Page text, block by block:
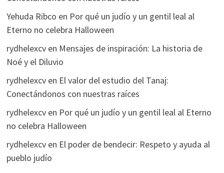
Yehuda Ribco en Por qué un judío y un gentil leal al
Eterno no celebra Halloween
rydhelexcven Mensajes de inspiración: La historia de
Noé y el Diluvio
rydhelexcven El valor del estudio del Tanaj:
Conectándonos con nuestras raíces
rydhelexcven Por qué un judío y un gentil leal al Eterno
no celebra Halloween
rydhelexcven El poder de bendecir: Respeto y ayuda al
pueblo judío